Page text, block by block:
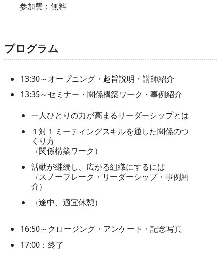
参加費：無料
プログラム
13:30～オープニング・趣旨説明・講師紹介
13:35～セミナー・関係構築ワーク・事例紹介
一人ひとりの力が高まるリーダーシップとは
１対１ミーティングスキルを通した関係のつ
くり方
（関係構築ワーク）
活動が継続し、広がる組織にするには
（スノーフレーク・リーダーシップ・事例紹
介）
（途中、適宜休憩）
16:50～クロージング・アンケート・記念写真
17:00：終了